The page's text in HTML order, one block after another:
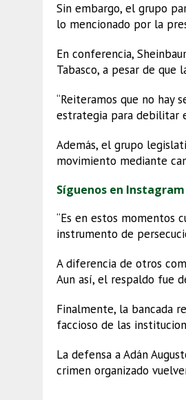
Sin embargo, el grupo
lo mencionado por la
En conferencia,
Tabasco, a pesar de que
“Reiteramos que no hay
estrategia para debilitar
Además, el grupo
movimiento mediante
Síguenos en
“Es en estos momentos
instrumento de
A diferencia de otros
Aun así, el respaldo fue
Finalmente, la bancada
faccioso de las
La defensa a Adán
crimen organizado